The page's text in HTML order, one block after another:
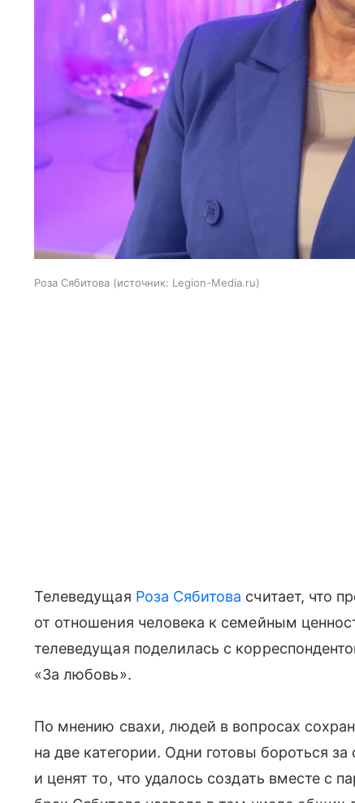
Роза Сябитова источник: Legion-Media.ru
Телеведущая Роза Сябитова считает, что
от отношения человека к семейным
телеведущая поделилась с
«За любовь».
По мнению свахи, людей в вопросах
на две категории. Одни готовы бороться
и ценят то, что удалось создать вместе с